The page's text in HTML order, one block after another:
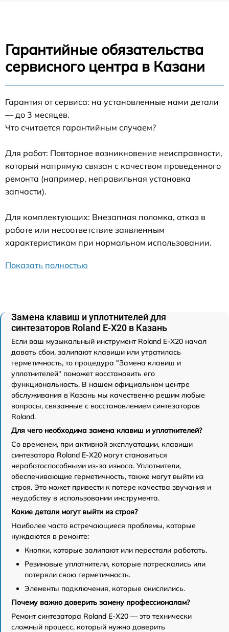
Гарантийные обязательства
сервисного центра в Казани
Гарантия от сервиса: на установленные нами детали
— до 3 месяцев.
Что считается гарантийным случаем?
Для работ: Повторное возникновение неисправности,
который напрямую связан с качеством проведенного
ремонта (например, неправильная установка
запчасти).
Для комплектующих: Внезапная поломка, отказ в
работе или несоответствие заявленным
характеристикам при нормальном использовании.
Показать полностью
Замена клавиш и уплотнителей для
синтезаторов Roland E-X20 в Казань
Если ваш музыкальный инструмент Roland E-X20 начал
давать сбои, залипают клавиши или утратилась
герметичность, то процедура "Замена клавиш и
уплотнителей" поможет восстановить его
функциональность. В нашем официальном центре
обслуживания в Казань мы качественно решим любые
вопросы, связанные с восстановлением синтезаторов
Roland.
Для чего необходима замена клавиш и уплотнителей?
Со временем, при активной эксплуатации, клавиши
синтезатора Roland E-X20 могут становиться
неработоспособными из-за износа. Уплотнители,
обеспечивающие герметичность, также могут выйти из
строя. Это может привести к потере качества звучания и
неудобству в использовании инструмента.
Какие детали могут выйти из строя?
Наиболее часто встречающиеся проблемы, которые
нуждаются в ремонте:
Кнопки, которые залипают или перестали работать.
Резиновые уплотнители, которые потрескались или
потеряли свою герметичность.
Элементы подключения, которые окислились.
Почему важно доверить замену профессионалам?
Ремонт синтезатора Roland E-X20 — это технически
сложный процесс, который нужно доверить